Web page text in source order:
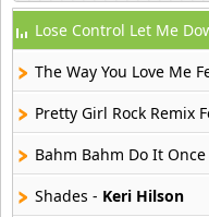
Aselin Debison
25 músicas online
Asmir Young
36 músicas online
44 músicas online
Lose Control Let Me
The Way You Love Me
Pretty Girl Rock Remix
Bahm Bahm Do It
Shades - Keri Hilson